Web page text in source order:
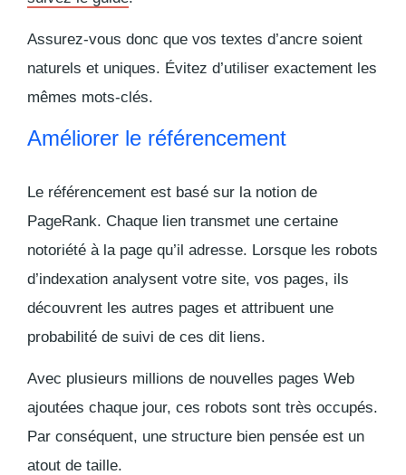
Assurez-vous donc que vos textes d’ancre soient
naturels et uniques. Évitez d’utiliser exactement les
mêmes mots-clés.
Améliorer le référencement
Le référencement est basé sur la notion de
PageRank. Chaque lien transmet une certaine
notoriété à la page qu’il adresse. Lorsque les robots
d’indexation analysent votre site, vos pages, ils
découvrent les autres pages et attribuent une
probabilité de suivi de ces dit liens.
Avec plusieurs millions de nouvelles pages Web
ajoutées chaque jour, ces robots sont très occupés.
Par conséquent, une structure bien pensée est un
atout de taille.